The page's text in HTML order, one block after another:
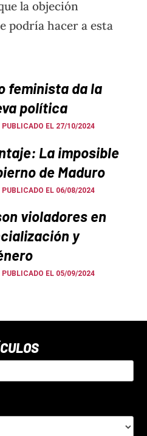
la objeción
podría hacer a esta
feminista da la
política
PUBLICADO EL 27/10/2024
La imposible
de Maduro
PUBLICADO EL 06/08/2024
violadores en
y
PUBLICADO EL 05/09/2024